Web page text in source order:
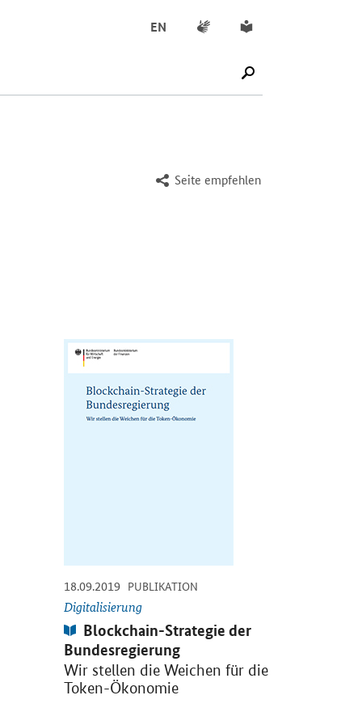
SUCHE STARTEN
EN Gebärdensprache
Leichte Sprache
Seite empfehlen
18.09.2019 -PUBLIKATION-
Digitalisierung
Publikation:
Blockchain-Strategie der
Bundesregierung
Wir stellen die Weichen für die
Token-Ökonomie
Öffnet PDF "Blockchain-Strategie der Bundesregierung"